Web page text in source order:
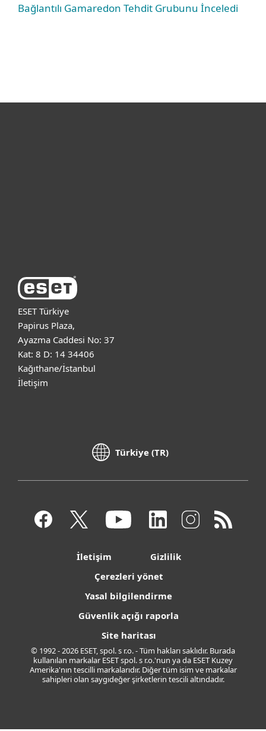
Bağlantılı Gamaredon Tehdit Grubunu İnceledi
ESET Türkiye
Papirus Plaza,
Ayazma Caddesi No: 37
Kat: 8 D: 14 34406
Kağıthane/İstanbul
İletişim
Türkiye (TR)
İletişim
Gizlilik
Çerezleri yönet
Yasal bilgilendirme
Güvenlik açığı raporla
Site haritası
© 1992 - 2026 ESET, spol. s r.o. - Tüm hakları saklıdır. Burada
kullanılan markalar ESET spol. s r.o.'nun ya da ESET Kuzey
Amerika'nın tescilli markalarıdır. Diğer tüm isim ve markalar
sahipleri olan saygıdeğer şirketlerin tescili altındadır.